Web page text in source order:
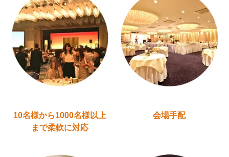
10名様から1000名様以上
まで柔軟に対応
会場手配